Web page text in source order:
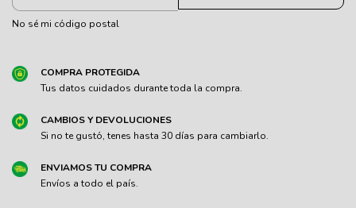
No sé mi código postal
COMPRA PROTEGIDA
Tus datos cuidados durante toda la compra.
CAMBIOS Y DEVOLUCIONES
Si no te gustó, tenes hasta 30 días para cambiarlo.
ENVIAMOS TU COMPRA
Envíos a todo el país.